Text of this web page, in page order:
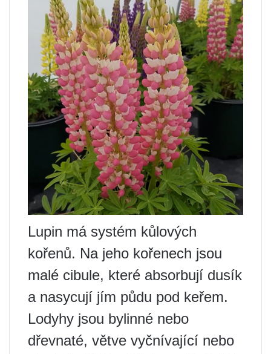
Lupin má systém kůlových
kořenů. Na jeho kořenech jsou
malé cibule, které absorbují dusík
a nasycují jím půdu pod keřem.
Lodyhy jsou bylinné nebo
dřevnaté, větve vyčnívající nebo